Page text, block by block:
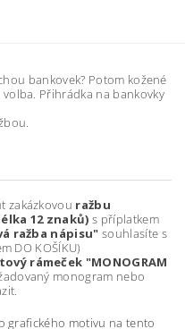
bankovek? Potom kožené
Přihrádka na bankovky
zakázkovou ražbu
12 znaků)s příplatkem
ražba nápisu"souhlasíte s
DO KOŠÍKU)
rámeček "MONOGRAM
monogram nebo
grafického motivu na tento